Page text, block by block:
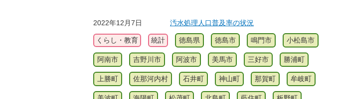
2022年12月7日 汚水処理人口普及率の状況
くらし・教育 統計 徳島県 徳島市 鳴門市 小松島市
阿南市 吉野川市 阿波市 美馬市 三好市 勝浦町
上勝町 佐那河内村 石井町 神山町 那賀町 牟岐町